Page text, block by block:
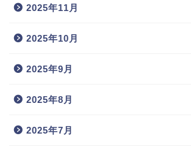
2025年11月
2025年10月
2025年9月
2025年8月
2025年7月